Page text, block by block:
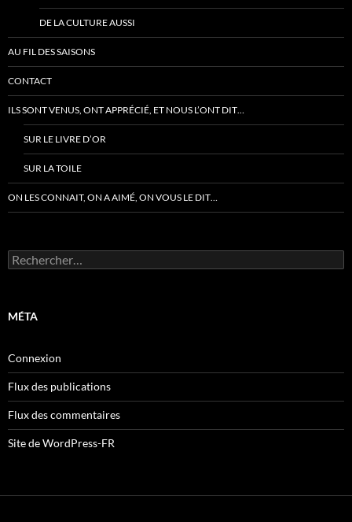
DE LA CULTURE AUSSI
AU FIL DES SAISONS
CONTACT
ILS SONT VENUS, ONT APPRÉCIÉ, ET NOUS L’ONT DIT…
SUR LE LIVRE D’OR
SUR LA TOILE
ON LES CONNAIT, ON A AIMÉ, ON VOUS LE DIT…
Rechercher :
MÉTA
Connexion
Flux des publications
Flux des commentaires
Site de WordPress-FR